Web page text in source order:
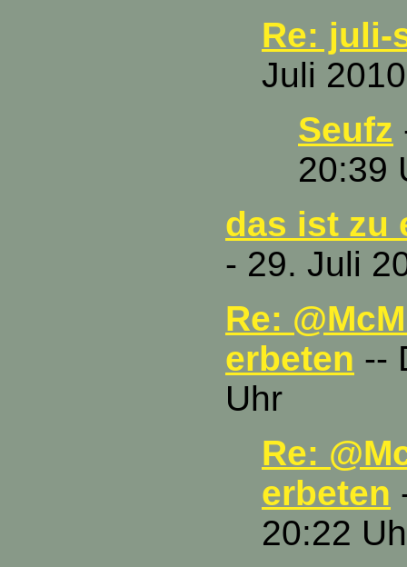
Re: juli-
Juli
Seufz
20:39
das ist zu
- 29. Juli
Re:
erbeten --
Uhr
Re:
erbeten
20:22